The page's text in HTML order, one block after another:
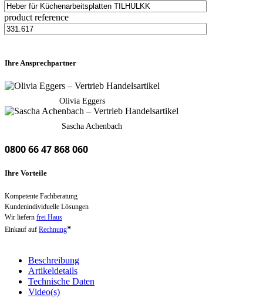
product reference
Ihre Ansprechpartner
Olivia Eggers
Sascha Achenbach
0800 66 47 868 060
Ihre Vorteile
Kompetente Fachberatung
Kundenindividuelle Lösungen
Wir liefern frei Haus
Einkauf auf Rechnung*
Beschreibung
Artikeldetails
Technische Daten
Video(s)